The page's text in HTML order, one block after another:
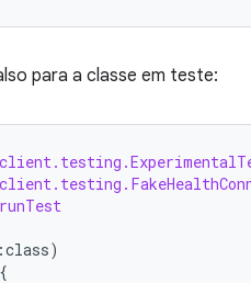
para a classe em teste:
class)
{